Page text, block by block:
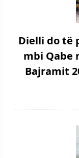
Dielli do të
mbi Qabe
Bajramit